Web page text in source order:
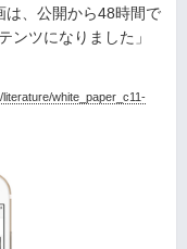
は、公開から48時間で
ンツになりました」
white_paper_c11-